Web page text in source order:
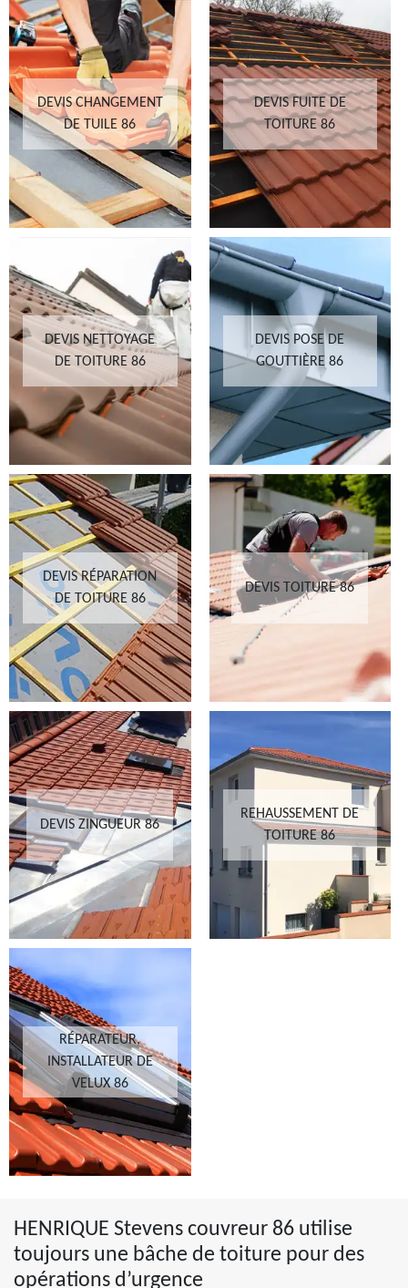
DEVIS CHANGEMENT
DE TUILE 86
DEVIS FUITE DE
TOITURE 86
DEVIS NETTOYAGE
DE TOITURE 86
DEVIS POSE DE
GOUTTIÈRE 86
DEVIS RÉPARATION
DE TOITURE 86
DEVIS TOITURE 86
DEVIS ZINGUEUR 86
REHAUSSEMENT DE
TOITURE 86
RÉPARATEUR,
INSTALLATEUR DE
VELUX 86
HENRIQUE Stevens couvreur 86 utilise
toujours une bâche de toiture pour des
opérations d’urgence